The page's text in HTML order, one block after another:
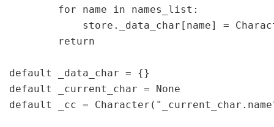
        for name in names_list:
store._data_char[name] =
        return
default _data_char = {}
default _current_char = None
default _cc =